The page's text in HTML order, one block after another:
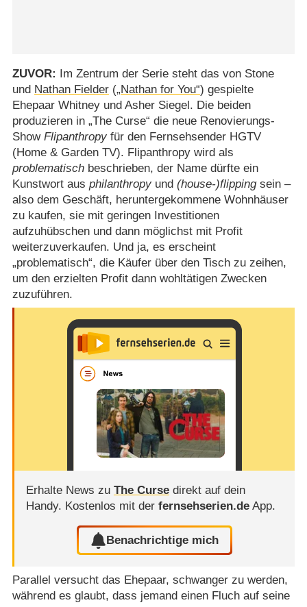
ZUVOR: Im Zentrum der Serie steht das von Stone
und Nathan Fielder(„Nathan for You“) gespielte
Ehepaar Whitney und Asher Siegel. Die beiden
produzieren in „The Curse“ die neue Renovierungs-
Show Flipanthropyfür den Fernsehsender HGTV
(Home & Garden TV). Flipanthropy wird als
problematischbeschrieben, der Name dürfte ein
Kunstwort aus philanthropyund (house-)flippingsein –
also dem Geschäft, heruntergekommene Wohnhäuser
zu kaufen, sie mit geringen Investitionen
aufzuhübschen und dann möglichst mit Profit
weiterzuverkaufen. Und ja, es erscheint
„problematisch“, die Käufer über den Tisch zu zeihen,
um den erzielten Profit dann wohltätigen Zwecken
zuzuführen.
Erhalte News zu The Cursedirekt auf dein
Handy. Kostenlos mit der fernsehserien.deApp.
Benachrichtige mich
Parallel versucht das Ehepaar, schwanger zu werden,
während es glaubt, dass jemand einen Fluch auf seine